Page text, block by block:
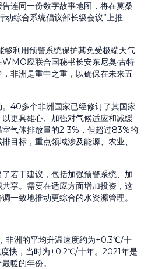
连同一份数字故事地图，将在莫桑
动综合系统倡议部长级会议”上推
利用预警系统保护其免受极端天气
应联合国秘书长安东尼奥·古特
非洲是重中之重，以确保在未来五
40多个非洲国家已经修订了其国家
更具雄心、加强对气候适应和减缓
气体排放量的2-3%，但超过83%的
目标，重点领域涉及能源、农业、
若干建议，包括加强预警系统、加
享。需要在适应方面增加投资，这
一致地推动更综合的水资源管理。
非洲的平均升温速度约为+0.3℃/十
快，当时为+0.2℃/十年。2021年是
暖的年份。